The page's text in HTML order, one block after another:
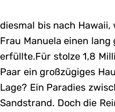
diesmal bis nach
Frau Manuela einen lang
erfüllte.Für stolze 1,8
Paar ein großzügiges
Lage? Ein Paradies
Sandstrand. Doch die